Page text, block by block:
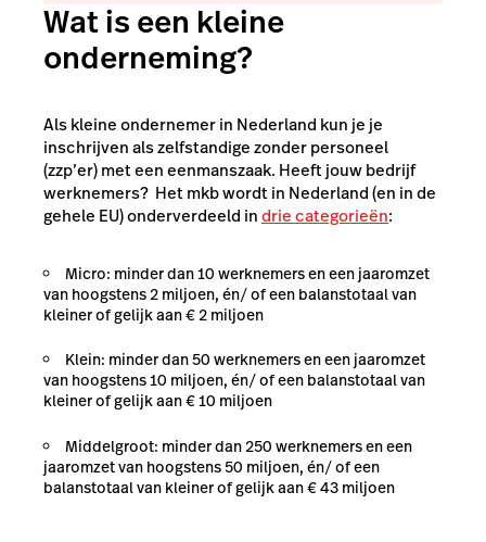
Wat is een kleine
onderneming?
Als kleine ondernemer in Nederland kun je je
inschrijven als zelfstandige zonder personeel
(zzp’er) met eeneenmanszaak. Heeft jouw bedrijf
werknemers? Het mkb wordt in Nederland (en in de
gehele EU) onderverdeeld indrie categorieën:
Micro: minder dan 10 werknemers en een jaaromzet
van hoogstens 2 miljoen, én/ of een balanstotaal van
kleiner of gelijk aan € 2 miljoen
Klein: minder dan 50 werknemers en een jaaromzet
van hoogstens 10 miljoen, én/ of een balanstotaal van
kleiner of gelijk aan € 10 miljoen
Middelgroot: minder dan 250 werknemers en een
jaaromzet van hoogstens 50 miljoen, én/ of een
balanstotaal van kleiner of gelijk aan € 43 miljoen